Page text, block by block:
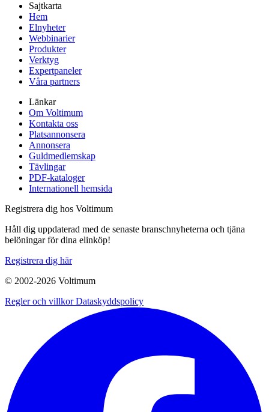
Sajtkarta
Hem
Elnyheter
Webbinarier
Produkter
Verktyg
Expertpaneler
Våra partners
Länkar
Om Voltimum
Kontakta oss
Platsannonsera
Annonsera
Guldmedlemskap
Tävlingar
PDF-kataloger
Internationell hemsida
Registrera dig hos Voltimum
Håll dig uppdaterad med de senaste branschnyheterna och tjäna
belöningar för dina elinköp!
Registrera dig här
© 2002-2026 Voltimum
Regler och villkorDataskyddspolicy